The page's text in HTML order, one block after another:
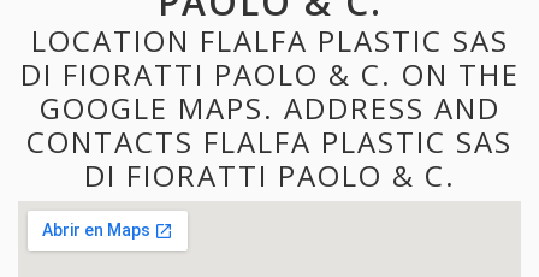
LOCATION FLALFA PLASTIC SAS
DI FIORATTI PAOLO & C. ON THE
GOOGLE MAPS. ADDRESS AND
CONTACTS FLALFA PLASTIC SAS
DI FIORATTI PAOLO & C.